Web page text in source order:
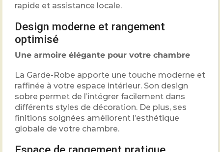
rapide et assistance locale.
Design moderne et rangement
optimisé
Une armoire élégante pour votre chambre
La Garde-Robe apporte une touche moderne et
raffinée à votre espace intérieur. Son design
sobre permet de l’intégrer facilement dans
différents styles de décoration. De plus, ses
finitions soignées améliorent l’esthétique
globale de votre chambre.